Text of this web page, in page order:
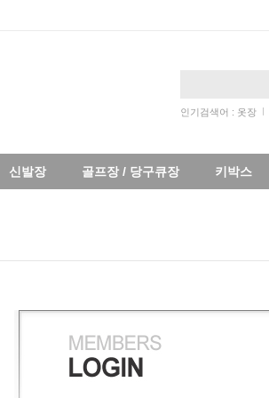
인기검색어 : 옷장
신발장 골프장 / 당구큐장 키박스